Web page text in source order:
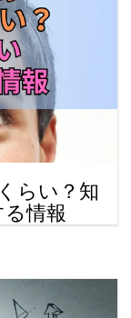
らい？知
情報